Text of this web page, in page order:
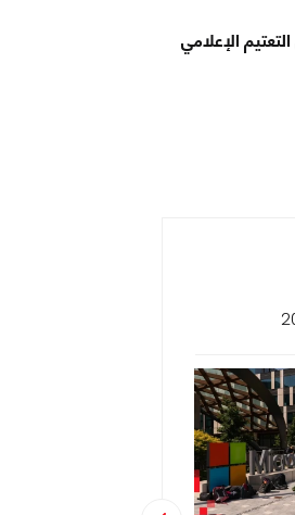
الإعلامي